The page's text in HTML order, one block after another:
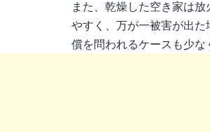
また、乾燥した空き家は放
やすく、万が一被害が出
償を問われるケースも少な